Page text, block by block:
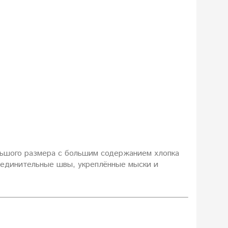
размера с большим содержанием хлопка
швы, укреплённые мыски и